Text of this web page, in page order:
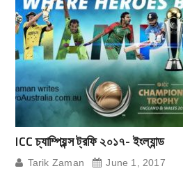
ICC চ্যাম্পিয়ন্স ট্রফি ২০১৭- ইংল্যান্ড
Tarik Zaman June 1, 2017